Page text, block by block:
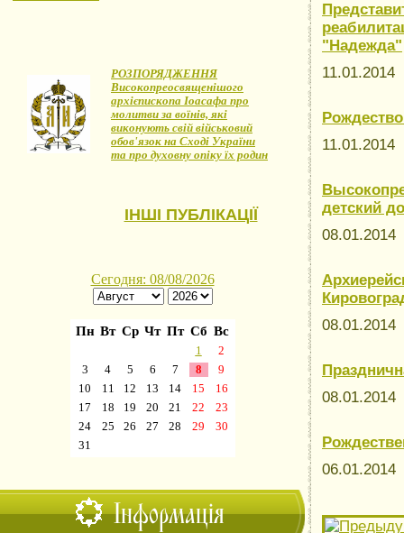
РОЗПОРЯДЖЕННЯ
Високопреосвященішого
архієпископа Іоасафа про
молитви за воїнів, які
виконують свій військовий
обов'язок на Сході України
та про духовну опіку їх родин
ІНШІ ПУБЛІКАЦІЇ
Інформація
"Надежда"
11.01.2014
11.01.2014
детский
08.01.2014
08.01.2014
08.01.2014
06.01.2014